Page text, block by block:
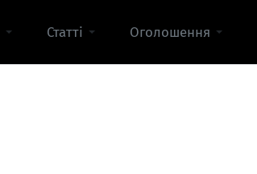
Статті Оголошення